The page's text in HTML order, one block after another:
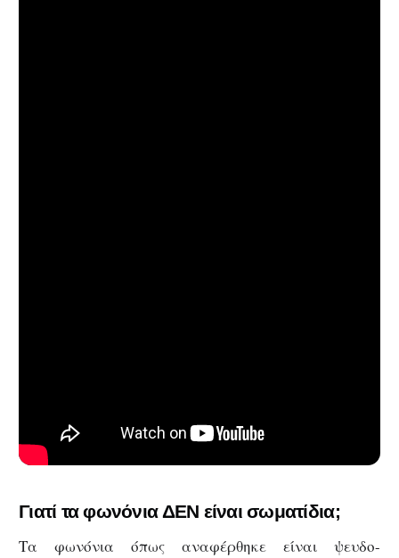
Γιατί τα φωνόνια ΔΕΝ είναι σωματίδια;
Τα φωνόνια όπως αναφέρθηκε είναι ψευδο-